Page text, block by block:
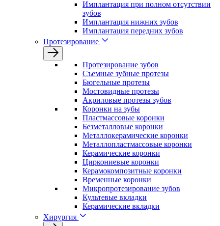
Имплантация при полном отсутствии
зубов
Имплантация нижних зубов
Имплантация передних зубов
Протезирование
Протезирование зубов
Съемные зубные протезы
Бюгельные протезы
Мостовидные протезы
Акриловые протезы зубов
Коронки на зубы
Пластмассовые коронки
Безметалловые коронки
Металлокерамические коронки
Металлопластмассовые коронки
Керамические коронки
Циркониевые коронки
Керамокомпозитные коронки
Временные коронки
Микропротезирование зубов
Культевые вкладки
Керамические вкладки
Хирургия